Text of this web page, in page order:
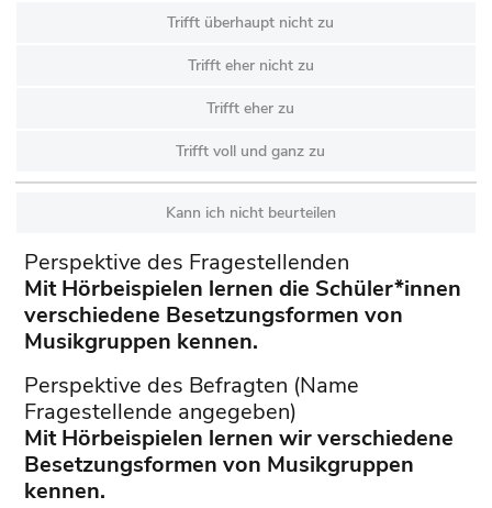
Trifft überhaupt nicht zu
Trifft eher nicht zu
Trifft eher zu
Trifft voll und ganz zu
Kann ich nicht beurteilen
Perspektive des Fragestellenden
Mit Hörbeispielen lernen die Schüler*innen
verschiedene Besetzungsformen von
Musikgruppen kennen.
Perspektive des Befragten (Name
Fragestellende angegeben)
Mit Hörbeispielen lernen wir verschiedene
Besetzungsformen von Musikgruppen
kennen.